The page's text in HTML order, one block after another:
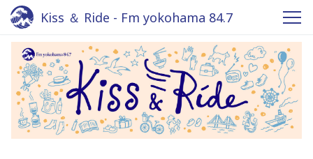
Kiss ＆ Ride - Fm yokohama 84.7